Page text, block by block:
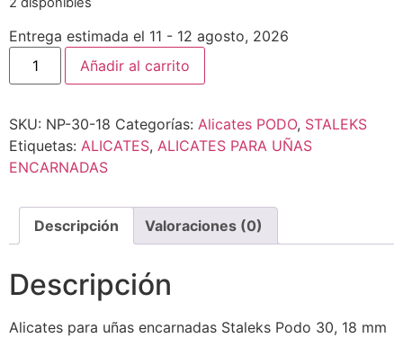
Entrega estimada el 11 - 12 agosto, 2026
Añadir al carrito
SKU: NP-30-18 Categorías: Alicates PODO, STALEKS
Etiquetas: ALICATES, ALICATES PARA UÑAS
ENCARNADAS
Descripción Valoraciones (0)
Descripción
Alicates para uñas encarnadas Staleks Podo 30, 18 mm